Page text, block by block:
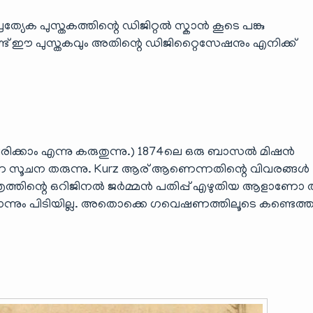
പുസ്തകത്തിന്റെ ഡിജിറ്റൽ സ്കാൻ കൂടെ പങ്കു
പുസ്തകവും അതിന്റെ ഡിജിറ്റൈസേഷനും എനിക്ക്
എന്നു കരുതുന്നു.) 1874ലെ ഒരു ബാസൽ മിഷൻ
സൂചന തരുന്നു. Kurz ആര് ആണെന്നതിന്റെ വിവരങ്ങൾ
ഒറിജിനൽ ജർമ്മൻ പതിപ്പ് എഴുതിയ
പിടിയില്ല. അതൊക്കെ ഗവെഷണത്തിലൂടെ